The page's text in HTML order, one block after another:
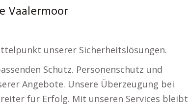
Vaalermoor
unserer Sicherheitslösungen.
Schutz. Personenschutz und
Angebote. Unsere Überzeugung bei
für Erfolg. Mit unseren Services bleibt